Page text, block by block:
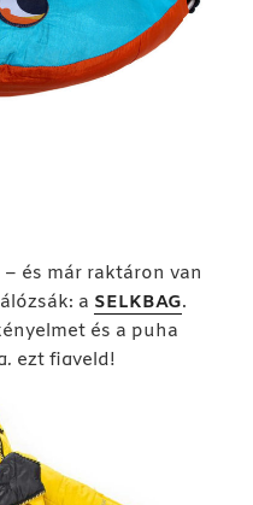
és már raktáron van
a SELKBAG.
és a puha
ezt figyeld!